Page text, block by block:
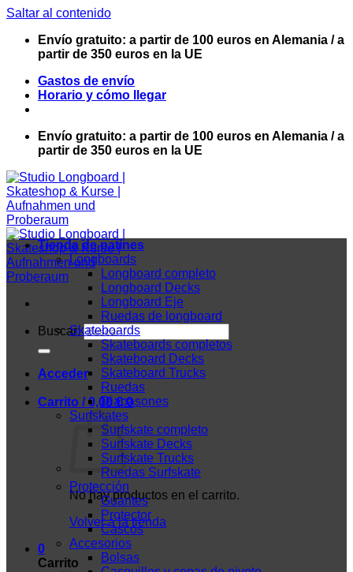
Saltar al contenido
Envío gratuito: a partir de 100 euros en Alemania / a
partir de 350 euros en la UE
Gastos de envío
Horario y cómo llegar
Envío gratuito: a partir de 100 euros en Alemania / a
partir de 350 euros en la UE
Buscar:
Acceder
Carrito /0,00€ 0
No hay productos en el carrito.
Volver a la tienda
0
Carrito
Tienda de patines
Longboards
Longboard completo
Longboard Decks
Longboard Eje
Ruedas de longboard
Skateboards
Skateboards completos
Skateboard Decks
Skateboard Trucks
Ruedas
Diapasones
Surfskates
Surfskate completo
Surfskate Decks
Surfskate Trucks
Ruedas Surfskate
Protección
Guantes
Protector
Cascos
Accesorios
Bolsas